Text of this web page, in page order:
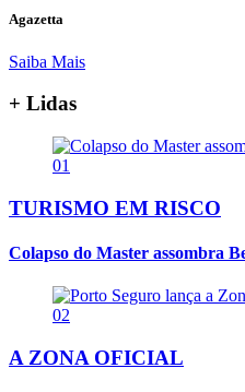
Agazetta
Saiba Mais
+ Lidas
01
TURISMO EM RISCO
Colapso do Master assombra
02
A ZONA OFICIAL